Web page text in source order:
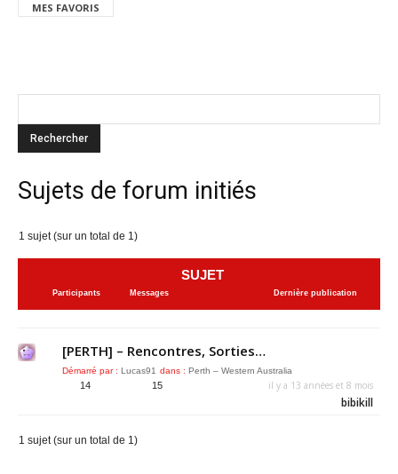
MES FAVORIS
Sujets de forum initiés
1 sujet (sur un total de 1)
SUJET
Participants Messages Dernière publication
[PERTH] – Rencontres, Sorties…
Démarré par : Lucas91 dans : Perth – Western Australia
14 15 il y a 13 années et 8 mois
bibikill
1 sujet (sur un total de 1)